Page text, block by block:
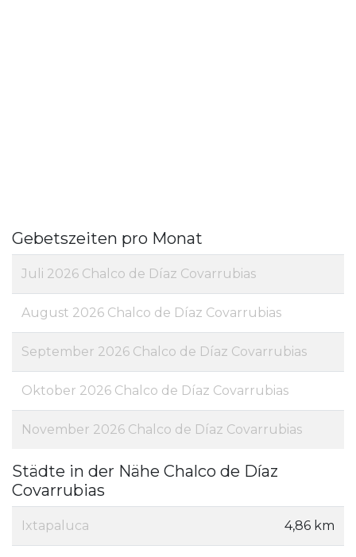
Gebetszeiten pro Monat
Juli 2026 Chalco de Díaz Covarrubias
August 2026 Chalco de Díaz Covarrubias
September 2026 Chalco de Díaz Covarrubias
Oktober 2026 Chalco de Díaz Covarrubias
November 2026 Chalco de Díaz Covarrubias
Städte in der Nähe Chalco de Díaz
Covarrubias
Ixtapaluca 4,86 km